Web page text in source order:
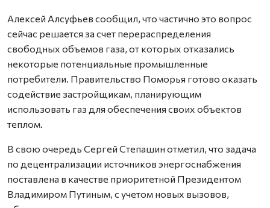
Алексей Алсуфьев сообщил, что частично это вопрос
сейчас решается за счет перераспределения
свободных объемов газа, от которых отказались
некоторые потенциальные промышленные
потребители. Правительство Поморья готово оказать
содействие застройщикам, планирующим
использовать газ для обеспечения своих объектов
теплом.
В свою очередь Сергей Степашин отметил, что задача
по децентрализации источников энергоснабжения
поставлена в качестве приоритетной Президентом
Владимиром Путиным, с учетом новых вызовов,